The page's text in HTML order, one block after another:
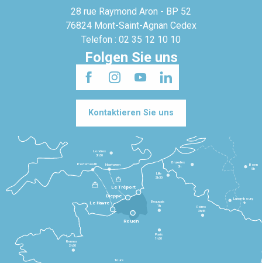
28 rue Raymond Aron - BP 52
76824 Mont-Saint-Agnan Cedex
Telefon : 02 35 12 10 10
Folgen Sie uns
Kontaktieren Sie uns
Le Havre
Dieppe
Le Tréport
Rennes
2h30
Tours
Paris
1h30
Beauvais
1h
Reims
2h45
Lille
2h30
Bruxelles
3h
Londres
3h30
Newhaven
Portsmouth
Bonn
5h
Luxembourg
4h
Rouen